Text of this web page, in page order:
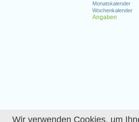
Wir verwenden Cookies, um
Monatskalender
Wochenkalender
Angaben